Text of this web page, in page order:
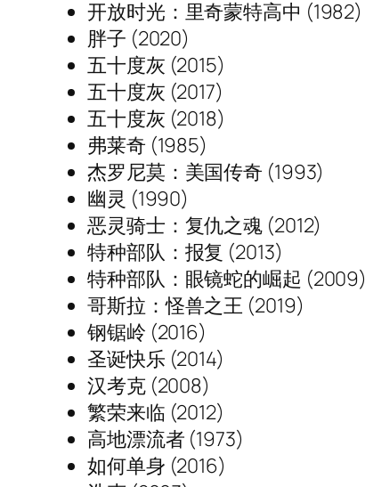
开放时光：里奇蒙特高中 (1982)
胖子 (2020)
五十度灰 (2015)
五十度灰 (2017)
五十度灰 (2018)
弗莱奇 (1985)
杰罗尼莫：美国传奇 (1993)
幽灵 (1990)
恶灵骑士：复仇之魂 (2012)
特种部队：报复 (2013)
特种部队：眼镜蛇的崛起 (2009)
哥斯拉：怪兽之王 (2019)
钢锯岭 (2016)
圣诞快乐 (2014)
汉考克 (2008)
繁荣来临 (2012)
高地漂流者 (1973)
如何单身 (2016)